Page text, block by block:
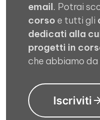
email. Potrai
corso e tutti gli
dedicati alla
progetti in
che abbiamo
Iscriviti